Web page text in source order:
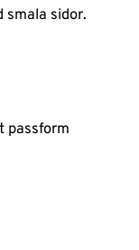
smala sidor.
passform